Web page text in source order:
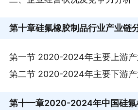
第十章硅氟橡胶制品行业产业链
第一节 2020-2024年主要上游
第二节 2020-2024年主要下游
第十一章2020-2024年中国硅氟